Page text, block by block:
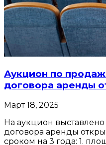
Аукцион по
договора аренды
Март 18, 2025
На аукцион
договора аренды
сроком на 3 года: 1.